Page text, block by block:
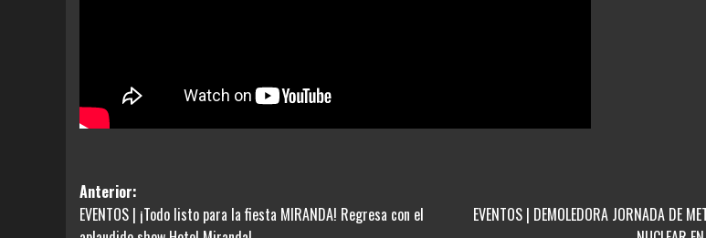
Navegación
de
Anterior:
EVENTOS | ¡Todo listo para la fiesta MIRANDA! Regresa con el
EVENTOS | DEMOLEDORA JORNADA DE